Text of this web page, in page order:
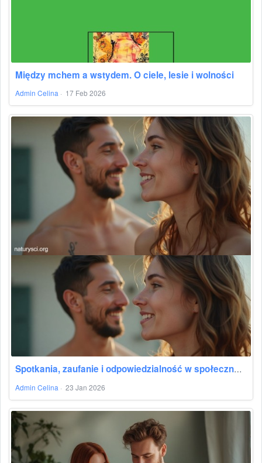
Między mchem a wstydem. O ciele, lesie i wolności
Admin Celina · 17 Feb 2026
Spotkania, zaufanie i odpowiedzialność w społeczności
Admin Celina · 23 Jan 2026